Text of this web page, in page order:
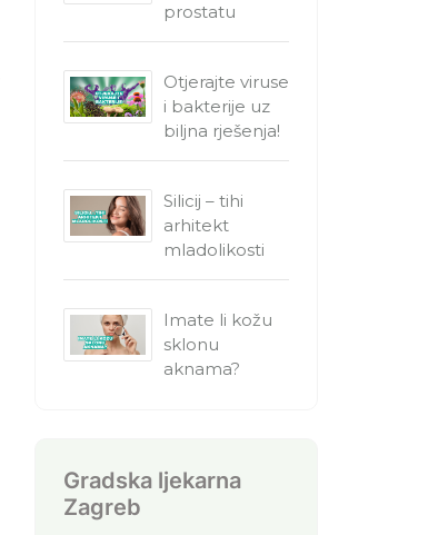
prostatu
Otjerajte viruse
i bakterije uz
biljna rješenja!
Silicij – tihi
arhitekt
mladolikosti
Imate li kožu
sklonu
aknama?
Gradska ljekarna
Zagreb